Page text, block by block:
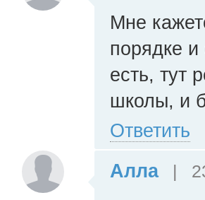
Мне
порядке
есть, тут
школы, и
Ответить
Алла
|